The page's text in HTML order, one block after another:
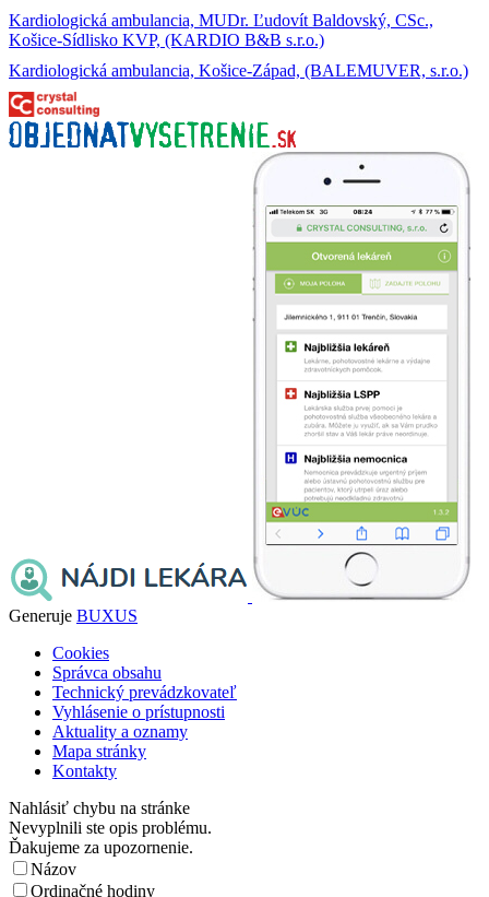
Kardiologická ambulancia, MUDr. Ľudovít Baldovský, CSc.,
Košice-Sídlisko KVP, (KARDIO B&B s.r.o.)
Kardiologická ambulancia, Košice-Západ, (BALEMUVER, s.r.o.)
Generuje BUXUS
Cookies
Správca obsahu
Technický prevádzkovateľ
Vyhlásenie o prístupnosti
Aktuality a oznamy
Mapa stránky
Kontakty
Nahlásiť chybu na stránke
Nevyplnili ste opis problému.
Ďakujeme za upozornenie.
Názov
Ordinačné hodiny